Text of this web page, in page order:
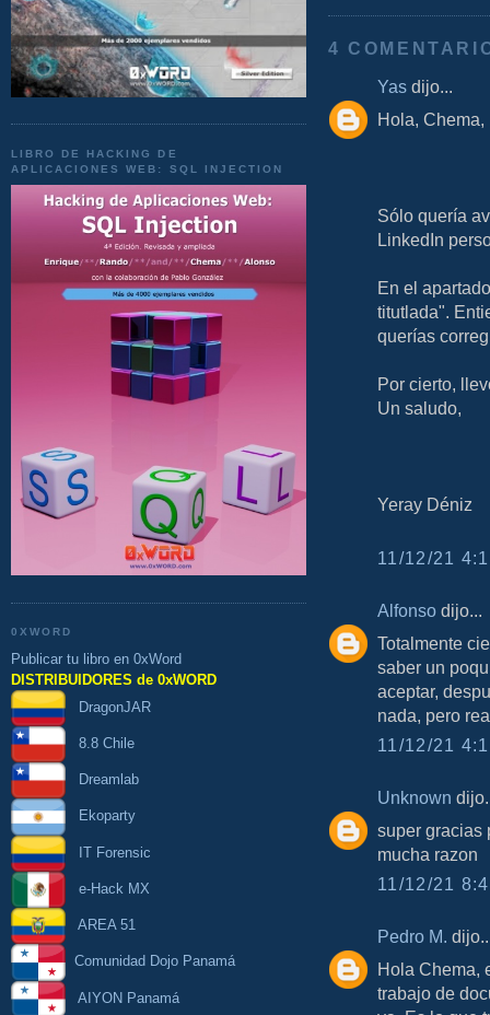
LIBRO DE HACKING DE
APLICACIONES WEB: SQL INJECTION
0XWORD
Publicar tu libro en 0xWord
DISTRIBUIDORES de 0xWORD
DragonJAR
8.8 Chile
Dreamlab
Ekoparty
IT Forensic
e-Hack MX
AREA 51
Comunidad Dojo Panamá
AIYON Panamá
4
Yas dijo...
Hola, Chema,
Sólo quería
LinkedIn
En el
titutlada".
querías
Por cierto,
Un saludo,
Yeray Déniz
11/12/21
Alfonso dijo...
Totalmente
saber un
aceptar,
nada, pero
11/12/21
Unknown
super gracias
mucha razon
11/12/21
Pedro M.
Hola Chema,
trabajo de